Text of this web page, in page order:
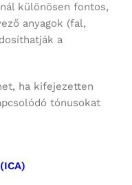
különösen fontos,
anyagok (fal,
a
ha kifejezetten
tónusokat